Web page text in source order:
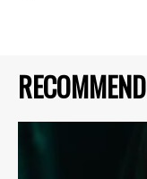
RECOMMEND